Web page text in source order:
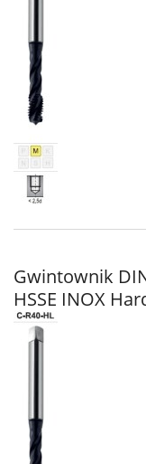
Gwintownik
HSSE INOX